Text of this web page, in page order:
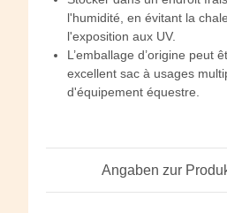
l'humidité, en évitant la
l'exposition aux UV.
L’emballage d’origine peut
excellent sac à usages
d'équipement équestre.
Angaben zur